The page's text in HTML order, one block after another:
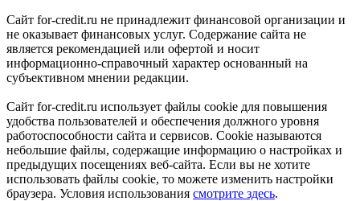
Сайт for-credit.ru не принадлежит финансовой организации и
не оказывает финансовых услуг. Содержание сайта не
является рекомендацией или офертой и носит
информационно-справочный характер основанный на
субъективном мнении редакции.
Сайт for-credit.ru использует файлы cookie для повышения
удобства пользователей и обеспечения должного уровня
работоспособности сайта и сервисов. Cookie называются
небольшие файлы, содержащие информацию о настройках и
предыдущих посещениях веб-сайта. Если вы не хотите
использовать файлы cookie, то можете изменить настройки
браузера. Условия использования смотрите здесь.